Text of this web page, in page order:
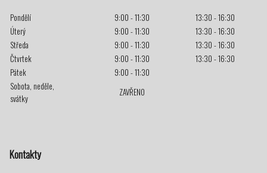
Pondělí 9:00 - 11:30
13:30 - 16:30
Úterý
9:00 - 11:30
13:30 - 16:30
Středa
9:00 - 11:30
13:30 - 16:30
Čtvrtek
9:00 - 11:30
13:30 - 16:30
Pátek
9:00 - 11:30
Sobota, neděle,
svátky
ZAVŘENO
Kontakty